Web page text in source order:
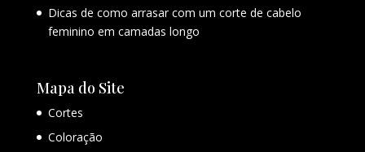
Dicas de como arrasar com um corte de cabelo
feminino em camadas longo
Mapa do Site
Cortes
Coloração